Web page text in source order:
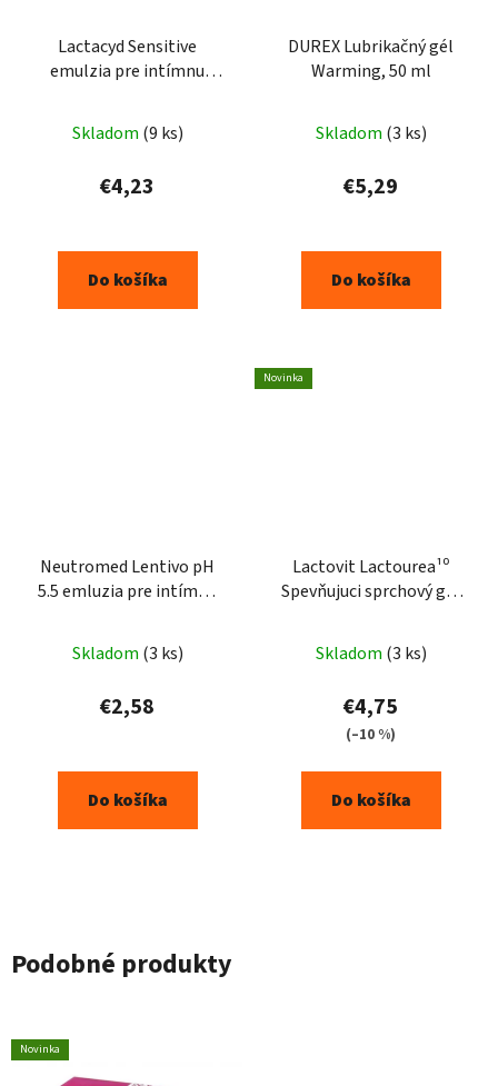
Lactacyd Sensitive
emulzia pre intímnu
Skladom (9 ks)
€4,23
Do košíka
DUREX Lubrikačný gél
Warming, 50 ml
Skladom (3 ks)
€5,29
Do košíka
Neutromed Lentivo pH
5.5 emluzia pre intímnu
Skladom (3 ks)
€2,58
Do košíka
Novinka
Lactovit Lactourea¹⁰
Spevňujuci sprchový gél
Skladom (3 ks)
€4,75
(–10 %)
Do košíka
Podobné produkty
Novinka